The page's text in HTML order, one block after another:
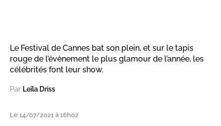
Le Festival de Cannes bat son plein, et sur le tapis
rouge de l’évènement le plus glamour de l’année, les
célébrités font leur show.
Par Leïla Driss
Le 14/07/2021 à 16h02